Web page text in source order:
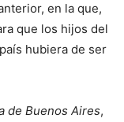
en la que,
que los hijos del
hubiera de ser
de Buenos Aires,